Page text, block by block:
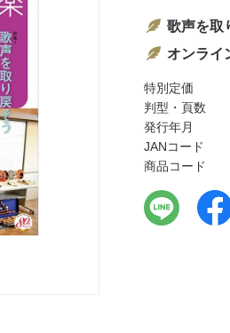
歌声を取
オンライ
特別定価
判型・頁数
発行年月
JANコード
商品コード